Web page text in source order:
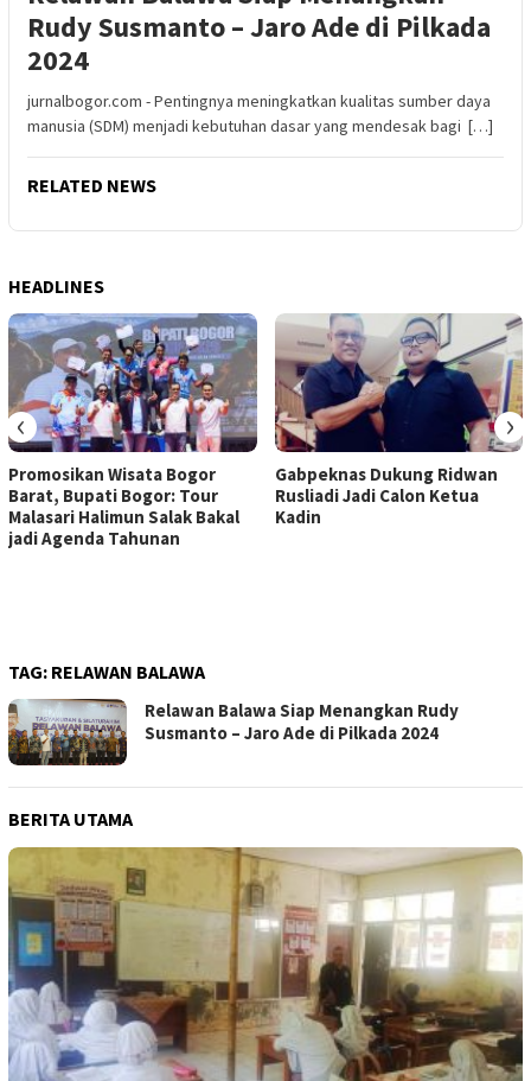
Rudy Susmanto – Jaro Ade di Pilkada
2024
jurnalbogor.com - Pentingnya meningkatkan kualitas sumber daya
manusia (SDM) menjadi kebutuhan dasar yang mendesak bagi […]
RELATED NEWS
HEADLINES
Promosikan Wisata Bogor
Barat, Bupati Bogor: Tour
Malasari Halimun Salak Bakal
jadi Agenda Tahunan
Gabpeknas Dukung Ridwan
Rusliadi Jadi Calon Ketua
Kadin
‹ ›
TAG: RELAWAN BALAWA
Relawan Balawa Siap Menangkan Rudy
Susmanto – Jaro Ade di Pilkada 2024
BERITA UTAMA